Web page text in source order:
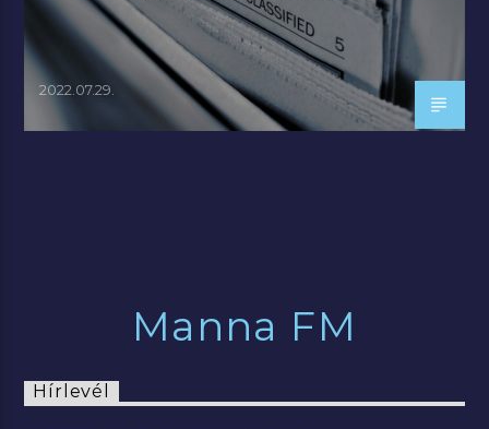
2022.07.29.
Manna FM
Hírlevél